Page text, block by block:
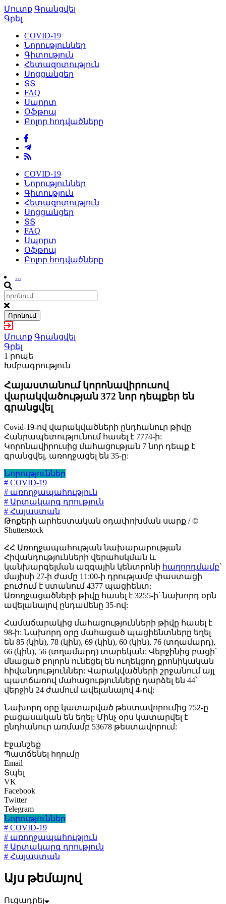
Մուտք Գրանցվել
Գրել
COVID-19
Նորություններ
Գիտություն
Հետազոտություն
Սոցցանցեր
ՏՏ
FAQ
Սպորտ
Օֆթոպ
Բոլոր հոդվածները
COVID-19
Նորություններ
Գիտություն
Հետազոտություն
Սոցցանցեր
ՏՏ
FAQ
Սպորտ
Օֆթոպ
Բոլոր հոդվածները
...
Որոնում
Մուտք Գրանցվել
Գրել
1 րոպե
Խմբագրություն
Հայաստանում կորոնավիրուսով
վարակվածության 372 նոր դեպքեր են
գրանցվել
Covid-19-ով վարակվածների ընդհանուր թիվը
Հանրապետությունում հասել է 7774-ի:
Կորոնավիրուսից մահացության 7 նոր դեպք է
գրանցվել, առողջացել են 35-ը:
Նորություններ
# COVID-19
# առողջապահություն
# Արտակարգ դրություն
# Հայաստան
Թոքերի արհեստական օդափոխման սարք / ©
Shutterstock
ՀՀ Առողջապահության նախարարության
Հիվանդությունների վերահսկման և
կանխարգելման ազգային կենտրոնի հաղորդմամբ՝
մայիսի 27-ի ժամը 11:00-ի դրությամբ փաստացի
բուժում է ստանում 4377 պացիենտ:
Առողջացածների թիվը հասել է 3255-ի՝ նախորդ օրն
ավելանալով ընդամենը 35-ով:
Համաճարակից մահացությունների թիվը հասել է
98-ի: Նախորդ օրը մահացած պացիենտները եղել
են 85 (կին), 78 (կին), 69 (կին), 60 (կին), 76 (տղամարդ),
66 (կին), 56 (տղամարդ) տարեկան: Վերջինից բացի՝
մնացած բոլորն ունեցել են ուղեկցող քրոնիկական
հիվանդություններ: Վարակվածների շրջանում այլ
պատճառով մահացությունները դարձել են 44՝
վերջին 24 ժամում ավելանալով 4-ով:
Նախորդ օրը կատարված թեստավորումից 752-ը
բացասական են եղել: Մինչ օրս կատարվել է
ընդհանուր առմամբ 53678 թեստավորում:
Էջանշեք
Պատճենել հղումը
Email
Տպել
VK
Facebook
Twitter
Telegram
Նորություններ
# COVID-19
# առողջապահություն
# Արտակարգ դրություն
# Հայաստան
Այս թեմայով
Ուցադրել